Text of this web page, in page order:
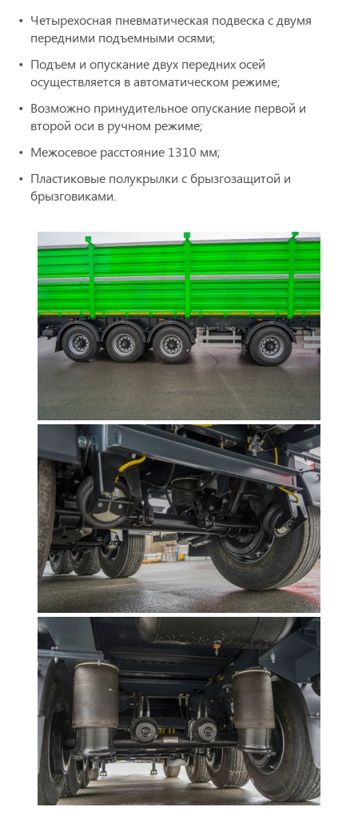
Четырехосная пневматическая подвеска с двумя
передними подъемными осями;
Подъем и опускание двух передних осей
осуществляется в автоматическом режиме;
Возможно принудительное опускание первой и
второй оси в ручном режиме;
Межосевое расстояние 1310 мм;
Пластиковые полукрылки с брызгозащитой и
брызговиками.